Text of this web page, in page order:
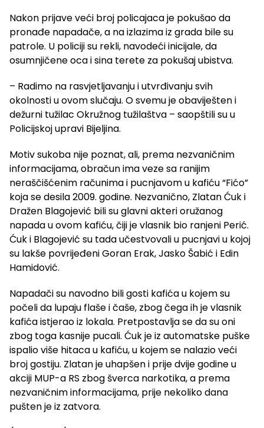
Nakon prijave veći broj policajaca je pokušao da
pronađe napadače, a na izlazima iz grada bile su
patrole. U policiji su rekli, navodeći inicijale, da
osumnjičene oca i sina terete za pokušaj ubistva.
– Radimo na rasvjetljavanju i utvrđivanju svih
okolnosti u ovom slučaju. O svemu je obaviješten i
dežurni tužilac Okružnog tužilaštva – saopštili su u
Policijskoj upravi Bijeljina.
Motiv sukoba nije poznat, ali, prema nezvaničnim
informacijama, obračun ima veze sa ranijim
neraščišćenim računima i pucnjavom u kafiću “Fićo”
koja se desila 2009. godine. Nezvanično, Zlatan Ćuk i
Dražen Blagojević bili su glavni akteri oružanog
napada u ovom kafiću, čiji je vlasnik bio ranjeni Perić.
Ćuk i Blagojević su tada učestvovali u pucnjavi u kojoj
su lakše povrijeđeni Goran Erak, Jasko Šabić i Edin
Hamidović.
Napadači su navodno bili gosti kafića u kojem su
počeli da lupaju flaše i čaše, zbog čega ih je vlasnik
kafića istjerao iz lokala. Pretpostavlja se da su oni
zbog toga kasnije pucali. Ćuk je iz automatske puške
ispalio više hitaca u kafiću, u kojem se nalazio veći
broj gostiju. Zlatan je uhapšen i prije dvije godine u
akciji MUP-a RS zbog šverca narkotika, a prema
nezvaničnim informacijama, prije nekoliko dana
pušten je iz zatvora.